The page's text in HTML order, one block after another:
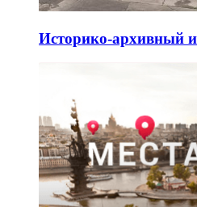
Историко-архивный